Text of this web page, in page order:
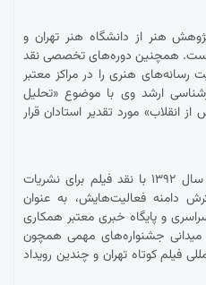
هنر از دانشگاه هنر تهران و
است. همچنین دوره‌های تخصصی نقد
رسانه‌های هنری را در مراکز معتبر
ارشد وی با موضوع «تحلیل
انقلاب» مورد تقدیر استادان قرار
صباحی فعالیت حرفه‌ای خود را از سال ۱۳۹۲ با نقد فیلم برای نشریات
دامنه فعالیت‌هایش، به عنوان
و پایگاه خبری معتبر همکاری
جشنواره‌های مهمی همچون
فیلم کوتاه تهران و چندین رویداد